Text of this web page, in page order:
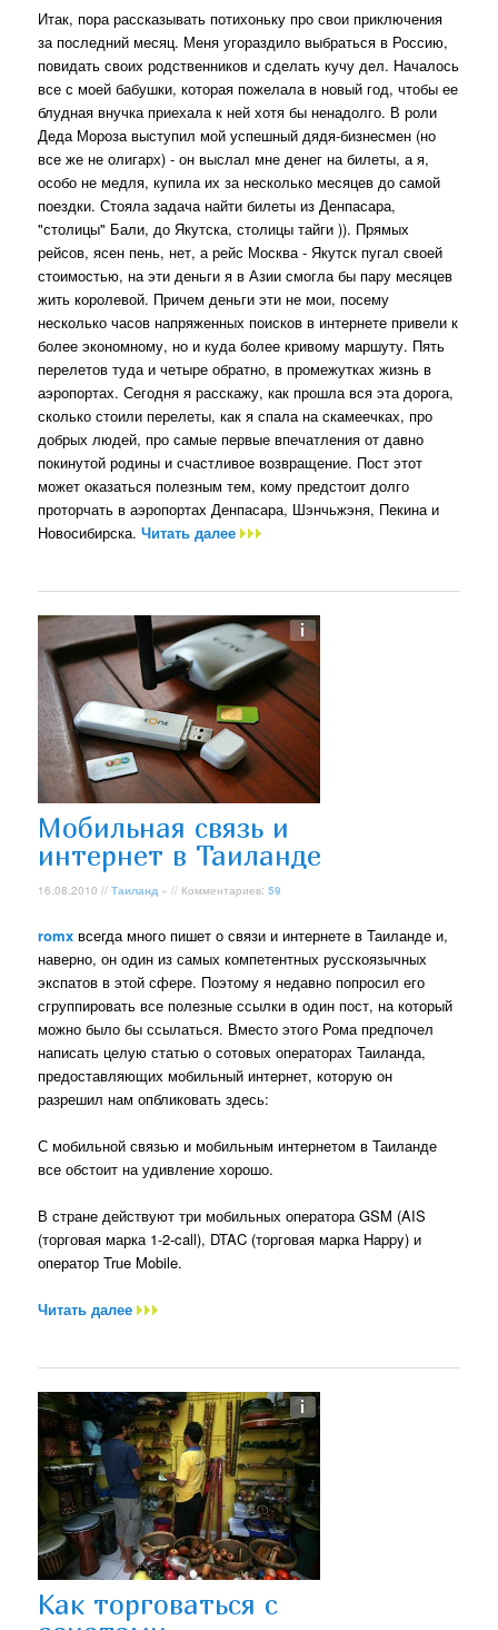
Итак, пора рассказывать потихоньку про свои приключения
за последний месяц. Меня угораздило выбраться в Россию,
повидать своих родственников и сделать кучу дел. Началось
все с моей бабушки, которая пожелала в новый год, чтобы ее
блудная внучка приехала к ней хотя бы ненадолго. В роли
Деда Мороза выступил мой успешный дядя-бизнесмен (но
все же не олигарх) - он выслал мне денег на билеты, а я,
особо не медля, купила их за несколько месяцев до самой
поездки. Стояла задача найти билеты из Денпасара,
"столицы" Бали, до Якутска, столицы тайги )). Прямых
рейсов, ясен пень, нет, а рейс Москва - Якутск пугал своей
стоимостью, на эти деньги я в Азии смогла бы пару месяцев
жить королевой. Причем деньги эти не мои, посему
несколько часов напряженных поисков в интернете привели к
более экономному, но и куда более кривому маршуту. Пять
перелетов туда и четыре обратно, в промежутках жизнь в
аэропортах. Сегодня я расскажу, как прошла вся эта дорога,
сколько стоили перелеты, как я спала на скамеечках, про
добрых людей, про самые первые впечатления от давно
покинутой родины и счастливое возвращение. Пост этот
может оказаться полезным тем, кому предстоит долго
проторчать в аэропортах Денпасара, Шэнчьжэня, Пекина и
Новосибирска.Читать далее
Мобильная связь и
интернет в Таиланде
16.08.2010 //Таиланд » // Комментариев:59
romx всегда много пишет о связи и интернете в Таиланде и,
наверно, он один из самых компетентных русскоязычных
экспатов в этой сфере. Поэтому я недавно попросил его
сгруппировать все полезные ссылки в один пост, на который
можно было бы ссылаться. Вместо этого Рома предпочел
написать целую статью о сотовых операторах Таиланда,
предоставляющих мобильный интернет, которую он
разрешил нам опбликовать здесь:
С мобильной связью и мобильным интернетом в Таиланде
все обстоит на удивление хорошо.
В стране действуют три мобильных оператора GSM (AIS
(торговая марка 1-2-call), DTAC (торговая марка Happy) и
оператор True Mobile.
Читать далее
Как торговаться с